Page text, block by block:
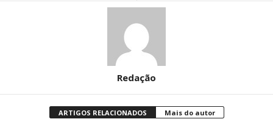
Redação
ARTIGOS RELACIONADOS Mais do autor